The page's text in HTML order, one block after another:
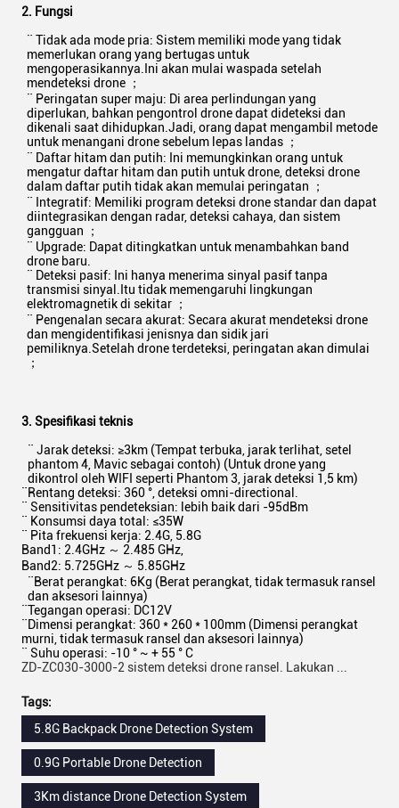
2. Fungsi
¨ Tidak ada mode pria: Sistem memiliki mode yang tidak
memerlukan orang yang bertugas untuk
mengoperasikannya.Ini akan mulai waspada setelah
mendeteksi drone ；
¨ Peringatan super maju: Di area perlindungan yang
diperlukan, bahkan pengontrol drone dapat dideteksi dan
dikenali saat dihidupkan.Jadi, orang dapat mengambil metode
untuk menangani drone sebelum lepas landas ；
¨ Daftar hitam dan putih: Ini memungkinkan orang untuk
mengatur daftar hitam dan putih untuk drone, deteksi drone
dalam daftar putih tidak akan memulai peringatan ；
¨ Integratif: Memiliki program deteksi drone standar dan dapat
diintegrasikan dengan radar, deteksi cahaya, dan sistem
gangguan ；
¨ Upgrade: Dapat ditingkatkan untuk menambahkan band
drone baru.
¨ Deteksi pasif: Ini hanya menerima sinyal pasif tanpa
transmisi sinyal.Itu tidak memengaruhi lingkungan
elektromagnetik di sekitar ；
¨ Pengenalan secara akurat: Secara akurat mendeteksi drone
dan mengidentifikasi jenisnya dan sidik jari
pemiliknya.Setelah drone terdeteksi, peringatan akan dimulai
；
3. Spesifikasi teknis
¨ Jarak deteksi: ≥3km (Tempat terbuka, jarak terlihat, setel
phantom 4, Mavic sebagai contoh) (Untuk drone yang
dikontrol oleh WIFI seperti Phantom 3, jarak deteksi 1,5 km)
¨Rentang deteksi: 360 °, deteksi omni-directional.
¨ Sensitivitas pendeteksian: lebih baik dari -95dBm
¨ Konsumsi daya total: ≤35W
¨ Pita frekuensi kerja: 2.4G, 5.8G
Band1: 2.4GHz ～ 2.485 GHz,
Band2: 5.725GHz ～ 5.85GHz
¨Berat perangkat: 6Kg (Berat perangkat, tidak termasuk ransel
dan aksesori lainnya)
¨Tegangan operasi: DC12V
¨Dimensi perangkat: 360 * 260 * 100mm (Dimensi perangkat
murni, tidak termasuk ransel dan aksesori lainnya)
¨ Suhu operasi: -10 ° ~ + 55 ° C
ZD-ZC030-3000-2 sistem deteksi drone ransel. Lakukan ...
Tags:
5.8G Backpack Drone Detection System
0.9G Portable Drone Detection
3Km distance Drone Detection System